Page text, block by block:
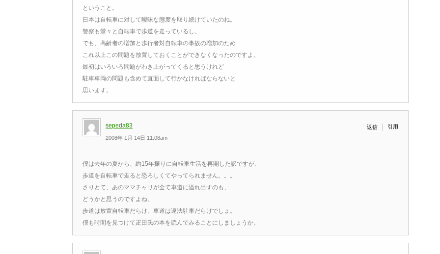
ということ。
日本は自転車に対して曖昧な態度を取り続けていたのね。
警察も堂々と自転車で歩道を走っているし。
でも、高齢者の増加と歩行者対自転車の事故の増加のため
これ以上この問題を放置しておくことができなくなったのですよ。
最初はいろいろ問題がわき上がってくると思うけれど
駐車車両の問題も含めて直面して行かなければならないと
思います。
sepeda83
2008年 1月 14日 11:08am
返信 引用
僕は去年の夏から、約15年振りに自転車生活を再開した訳ですが、
歩道を自転車で走ると恐ろしくてやってられません。。。
さりとて、あのママチャリが全て車道に溢れ出すのも、
どうかと思うのですよね。
歩道は放置自転車だらけ、車道は違法駐車だらけでしょ。
僕も時間を見つけて疋田氏の本を読んでみることにしましょうか。